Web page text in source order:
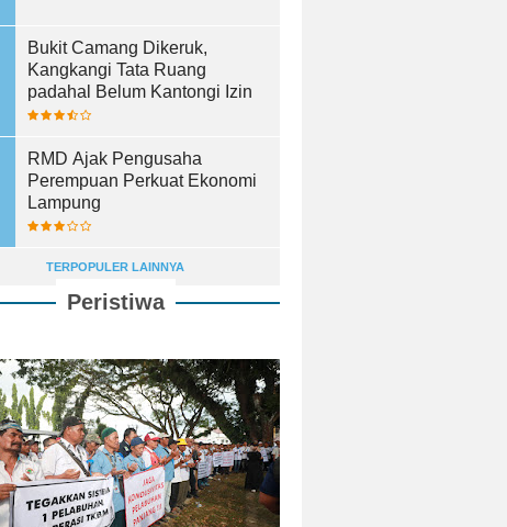
Bukit Camang Dikeruk,
Kangkangi Tata Ruang
padahal Belum Kantongi Izin
RMD Ajak Pengusaha
Perempuan Perkuat Ekonomi
Lampung
TERPOPULER LAINNYA
Peristiwa